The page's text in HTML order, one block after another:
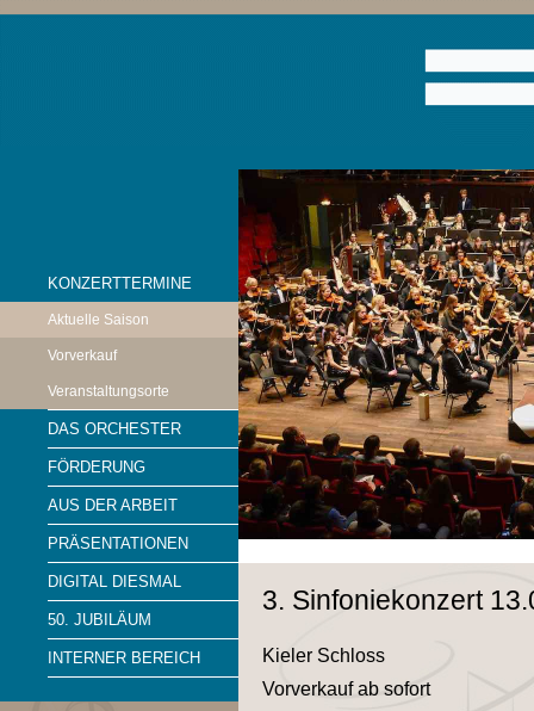
KONZERTTERMINE
Aktuelle Saison
Vorverkauf
Veranstaltungsorte
DAS ORCHESTER
FÖRDERUNG
AUS DER ARBEIT
PRÄSENTATIONEN
DIGITAL DIESMAL
50. JUBILÄUM
INTERNER BEREICH
3. Sinfoniekonzert
Kieler Schloss
Vorverkauf ab sofort